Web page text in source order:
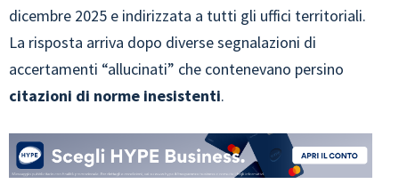
dicembre 2025 e indirizzata a tutti gli uffici territoriali.
La risposta arriva dopo diverse segnalazioni di
accertamenti “allucinati” che contenevano persino
citazioni di norme inesistenti.